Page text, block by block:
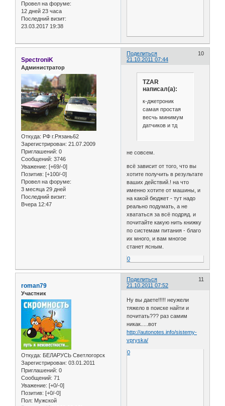
Провел на форуме:
12 дней 23 часа
Последний визит:
23.03.2017 19:38
Поделиться
10
21.10.2011 07:44
SpectroniK
Администратор
Откуда: РФ г.Рязань62
Зарегистрирован: 21.07.2009
Приглашений: 0
Сообщений: 3746
Уважение: [+69/-0]
Позитив: [+100/-0]
Провел на форуме:
3 месяца 29 дней
Последний визит:
Вчера 12:47
TZAR
написал(а):
к-джетроник
самая простая
весчь минимум
датчиков и тд
не совсем.
всё зависит от того, что вы
хотите получить в результате
ваших действий.! на что
именно хотите от машины, и
на какой бюджет - тут надо
реально подумать, а не
хвататься за всё подряд. и
почитайте какую нить книжку
по системам питания - благо
их много, и вам многое
станет ясным.
0
Поделиться
11
21.10.2011 07:52
roman79
Участник
Откуда: БЕЛАРУСЬ Светлогорск
Зарегистрирован: 03.01.2011
Приглашений: 0
Сообщений: 71
Уважение: [+0/-0]
Позитив: [+0/-0]
Пол: Мужской
Ну вы даете!!!!! неужели
тяжело в поиске найти и
почитать??? раз самим
никак.....вот
http://autonotes.info/sistemy-
vpryska/
0